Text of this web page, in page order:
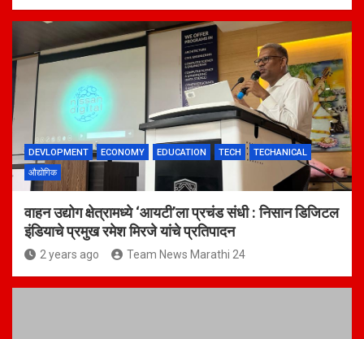
DEVLOPMENT ECONOMY EDUCATION TECH
TECHANICAL
औद्योगिक
वाहन उद्योग क्षेत्रामध्ये ‘आयटी’ला प्रचंड संधी : निसान डिजिटल
इंडियाचे प्रमुख रमेश मिरजे यांचे प्रतिपादन
2 years ago Team News Marathi 24